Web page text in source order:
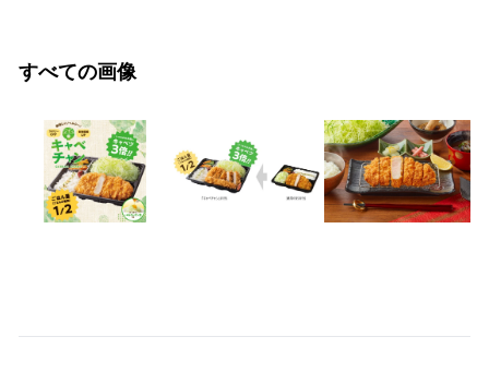
すべての画像